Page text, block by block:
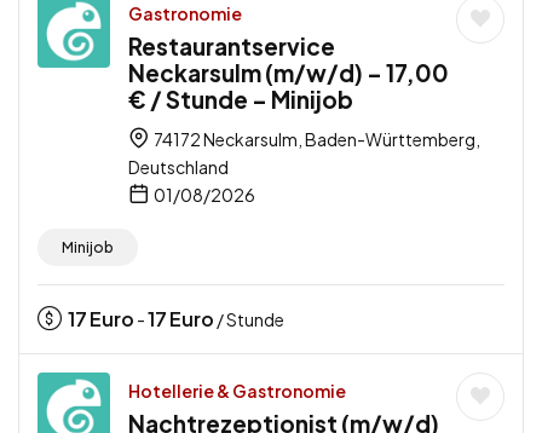
Gastronomie
Restaurantservice
Neckarsulm (m/w/d) – 17,00
€ / Stunde – Minijob
74172 Neckarsulm, Baden-Württemberg,
Deutschland
01/08/2026
Minijob
17Euro -17Euro / Stunde
Hotellerie & Gastronomie
Nachtrezeptionist (m/w/d)